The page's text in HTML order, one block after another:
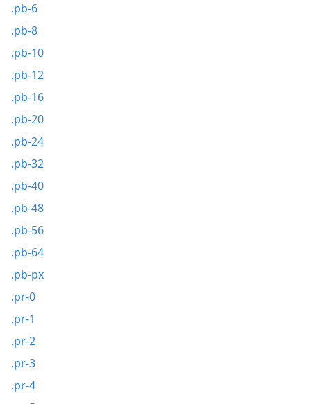
.pb-6
.pb-8
.pb-10
.pb-12
.pb-16
.pb-20
.pb-24
.pb-32
.pb-40
.pb-48
.pb-56
.pb-64
.pb-px
.pr-0
.pr-1
.pr-2
.pr-3
.pr-4